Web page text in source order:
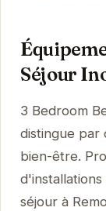
Séjour
3 Bedroom
distingue par
bien-être.
séjour à